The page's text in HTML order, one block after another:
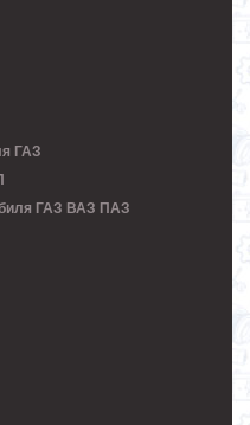
ГАЗ
ГАЗ ВАЗ ПАЗ